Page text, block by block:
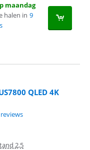
maandag
halen in 9
QLED 4K
reviews.
2,5